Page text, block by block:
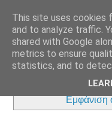
Εμφάνιση
Εμφάνιση
This site uses cookies
and to analyze traffic.
shared with Google
metrics to ensure
statistics, and to